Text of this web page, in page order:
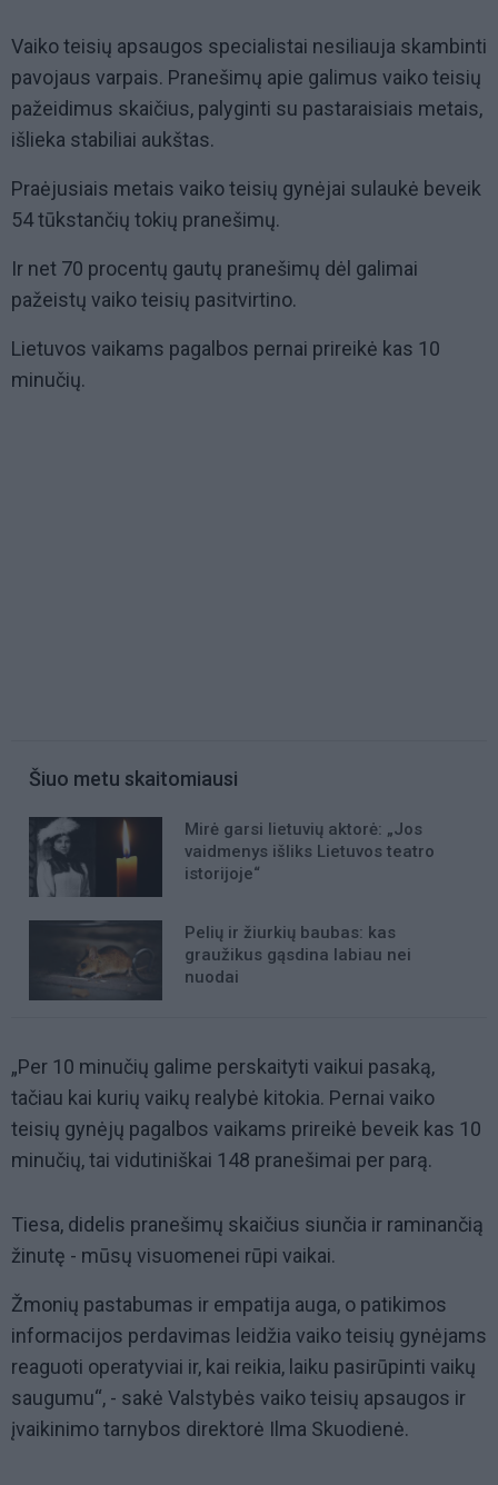
Vaiko teisių apsaugos specialistai nesiliauja skambinti
pavojaus varpais. Pranešimų apie galimus vaiko teisių
pažeidimus skaičius, palyginti su pastaraisiais metais,
išlieka stabiliai aukštas.
Praėjusiais metais vaiko teisių gynėjai sulaukė beveik
54 tūkstančių tokių pranešimų.
Ir net 70 procentų gautų pranešimų dėl galimai
pažeistų vaiko teisių pasitvirtino.
Lietuvos vaikams pagalbos pernai prireikė kas 10
minučių.
Šiuo metu skaitomiausi
Mirė garsi lietuvių aktorė: „Jos
vaidmenys išliks Lietuvos teatro
istorijoje“
Pelių ir žiurkių baubas: kas
graužikus gąsdina labiau nei
nuodai
„Per 10 minučių galime perskaityti vaikui pasaką,
tačiau kai kurių vaikų realybė kitokia. Pernai vaiko
teisių gynėjų pagalbos vaikams prireikė beveik kas 10
minučių, tai vidutiniškai 148 pranešimai per parą.
Tiesa, didelis pranešimų skaičius siunčia ir raminančią
žinutę - mūsų visuomenei rūpi vaikai.
Žmonių pastabumas ir empatija auga, o patikimos
informacijos perdavimas leidžia vaiko teisių gynėjams
reaguoti operatyviai ir, kai reikia, laiku pasirūpinti vaikų
saugumu“, - sakė Valstybės vaiko teisių apsaugos ir
įvaikinimo tarnybos direktorė Ilma Skuodienė.